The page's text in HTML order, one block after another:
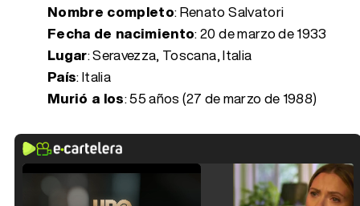
Nombre completo: Renato Salvatori
Fecha de nacimiento:20 de marzo de 1933
Lugar: Seravezza, Toscana, Italia
País: Italia
Murió a los:55 años (27 de marzo de 1988)